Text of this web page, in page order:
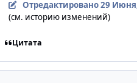
Отредактировано29
(см. историю изменений)
Цитата